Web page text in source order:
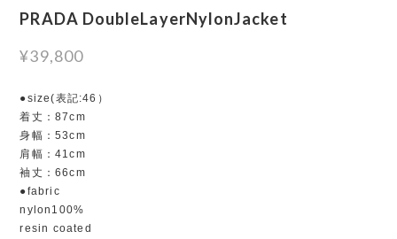
PRADA DoubleLayerNylonJacket
¥39,800
●size(表記:46）
着丈：87cm
身幅：53cm
肩幅：41cm
袖丈：66cm
●fabric
nylon100%
resin coated